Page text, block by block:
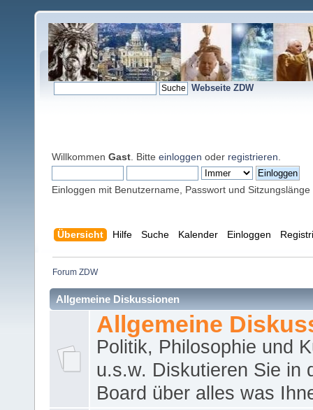
Webseite ZDW
Willkommen Gast . Bitte einloggen oder registrieren
Einloggen mit Benutzername, Passwort und Sitzungslänge
Übersicht Hilfe Suche Kalender Einloggen
Forum ZDW
Allgemeine Diskussionen
Allgemeine
Politik, Philosophie und
u.s.w. Diskutieren Sie in
Board über alles was